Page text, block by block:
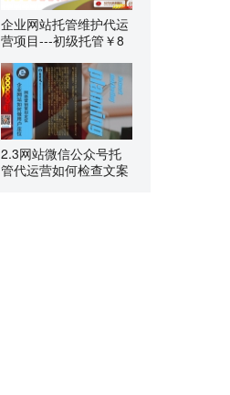
企业网站托管维护代运
营项目---初级托管￥8
2.3网站微信公众号托
管代运营如何检查文案